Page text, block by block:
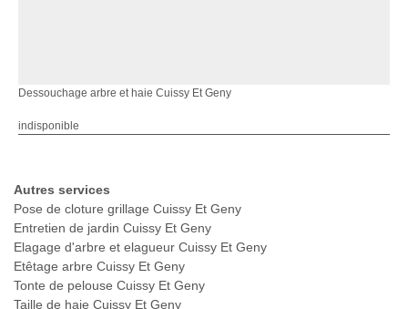
Dessouchage arbre et haie Cuissy Et Geny
indisponible
Autres services
Pose de cloture grillage Cuissy Et Geny
Entretien de jardin Cuissy Et Geny
Elagage d'arbre et elagueur Cuissy Et Geny
Etêtage arbre Cuissy Et Geny
Tonte de pelouse Cuissy Et Geny
Taille de haie Cuissy Et Geny